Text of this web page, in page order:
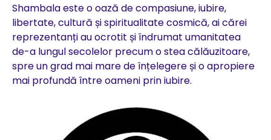
Shambala este o oază de compasiune, iubire,
libertate, cultură și spiritualitate cosmică, ai cărei
reprezentanți au ocrotit și îndrumat umanitatea
de-a lungul secolelor precum o stea călăuzitoare,
spre un grad mai mare de înțelegere și o apropiere
mai profundă între oameni prin iubire.